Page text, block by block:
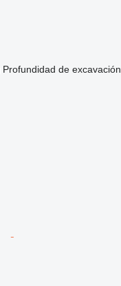
Profundidad de excavación